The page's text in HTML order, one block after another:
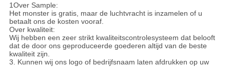
1Over Sample:
Het monster is gratis, maar de luchtvracht is inzamelen of u
betaalt ons de kosten vooraf.
Over kwaliteit:
Wij hebben een zeer strikt kwaliteitscontrolesysteem dat belooft
dat de door ons geproduceerde goederen altijd van de beste
kwaliteit zijn.
3. Kunnen wij ons logo of bedrijfsnaam laten afdrukken op uw